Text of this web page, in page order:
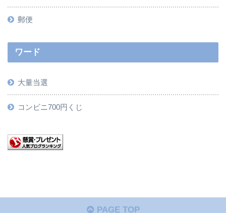
郵便
ワード
大量当選
コンビニ700円くじ
PAGE TOP